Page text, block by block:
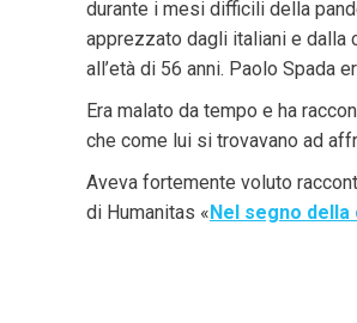
durante i mesi difficili della
apprezzato dagli italiani e dalla
all’età di 56 anni. Paolo Spada
Era malato da tempo e ha
che come lui si trovavano ad
Aveva fortemente voluto
di Humanitas «Nel segno della